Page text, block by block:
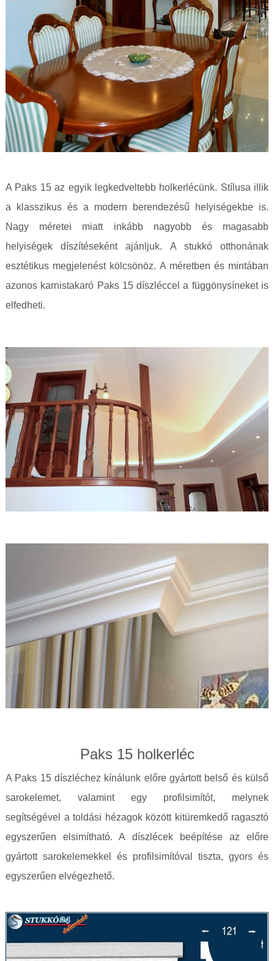
A Paks 15 az egyik legkedveltebb holkerlécünk. Stílusa illik
a klasszikus és a modern berendezésű helyiségekbe is.
Nagy méretei miatt inkább nagyobb és magasabb
helyiségek díszítéseként ajánljuk. A stukkó otthonának
esztétikus megjelenést kölcsönöz. A méretben és mintában
azonos karnistakaró Paks 15 díszléccel a függönysíneket is
elfedheti.
Paks 15 holkerléc
A Paks 15 díszléchez kínálunk előre gyártott belső és külső
sarokelemet, valamint egy profilsimítót, melynek
segítségével a toldási hézagok között kitüremkedő ragasztó
egyszerűen elsimítható. A díszlécek beépítése az előre
gyártott sarokelemekkel és profilsimítóval tiszta, gyors és
egyszerűen elvégezhető.